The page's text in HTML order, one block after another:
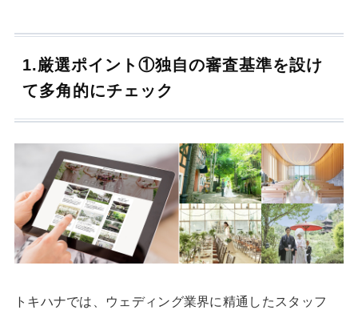
1.厳選ポイント①独自の審査基準を設け
て多角的にチェック
トキハナでは、ウェディング業界に精通したスタッフ